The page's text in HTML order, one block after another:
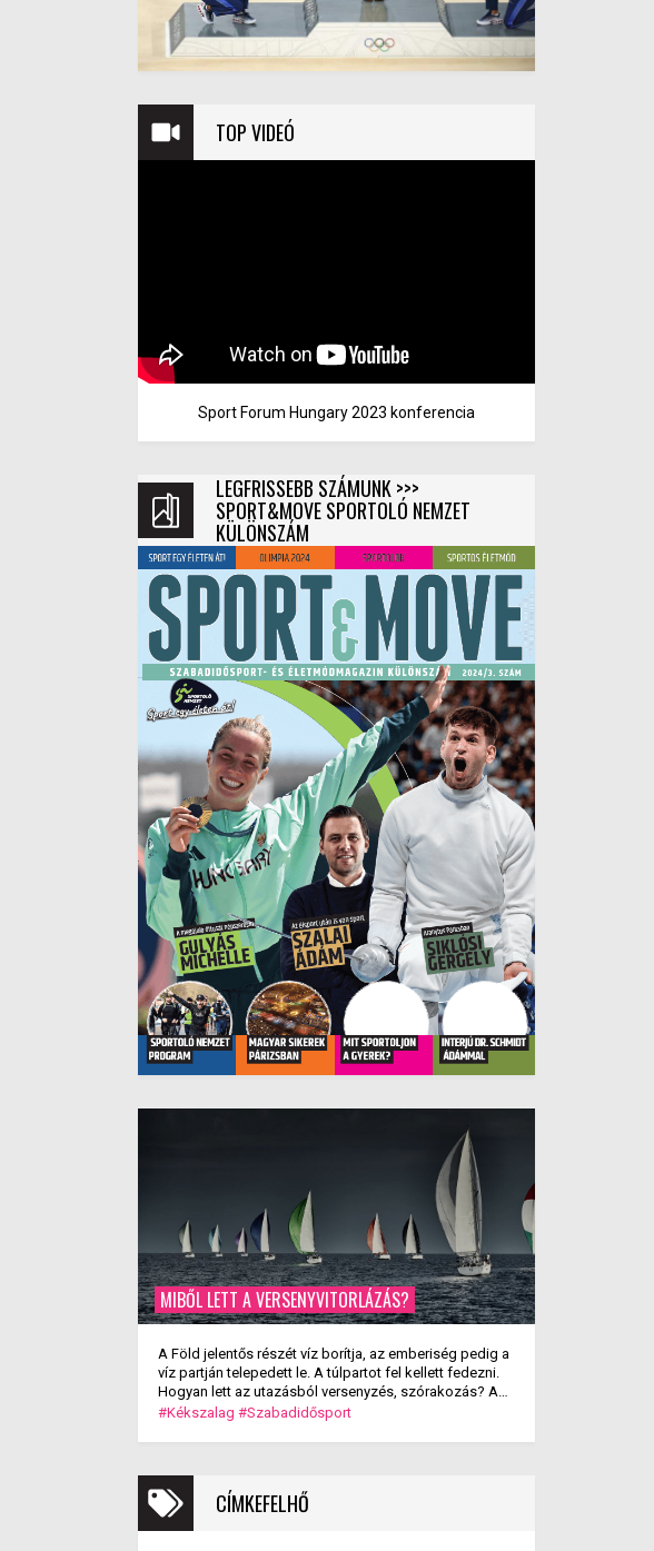
TOP VIDEÓ
Sport Forum Hungary 2023 konferencia
LEGFRISSEBB SZÁMUNK >>>
SPORT&MOVE SPORTOLÓ NEMZET
KÜLÖNSZÁM
MIBŐL LETT A VERSENYVITORLÁZÁS?
A Föld jelentős részét víz borítja, az emberiség pedig a
víz partján telepedett le. A túlpartot fel kellett fedezni.
Hogyan lett az utazásból versenyzés, szórakozás? A
versenyvitorlázás kialakulása.
#Kékszalag #Szabadidősport
CÍMKEFELHŐ